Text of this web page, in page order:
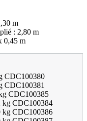
m
: 2,80 m
0,45 m
CDC100380
CDC100381
CDC100385
kg CDC100384
kg CDC100386